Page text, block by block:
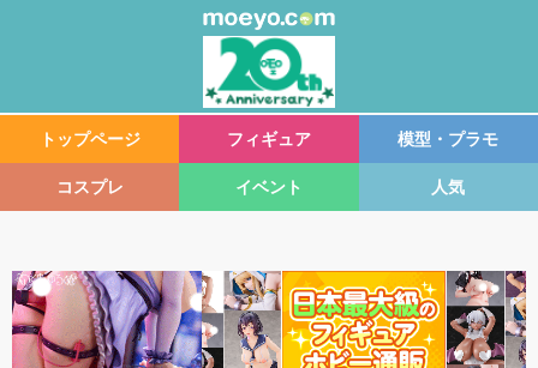
トップページ フィギュア 模型・プラモ
コスプレ イベント 人気